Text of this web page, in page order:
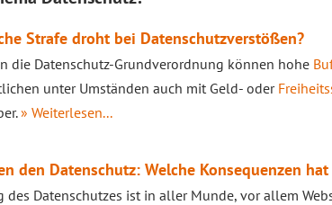
Strafe droht bei Datenschutzverstößen?
die Datenschutz-Grundverordnung können hohe
unter Umständen auch mit Geld- oder
» Weiterlesen...
den Datenschutz: Welche Konsequenzen hat
des Datenschutzes ist in aller Munde, vor allem